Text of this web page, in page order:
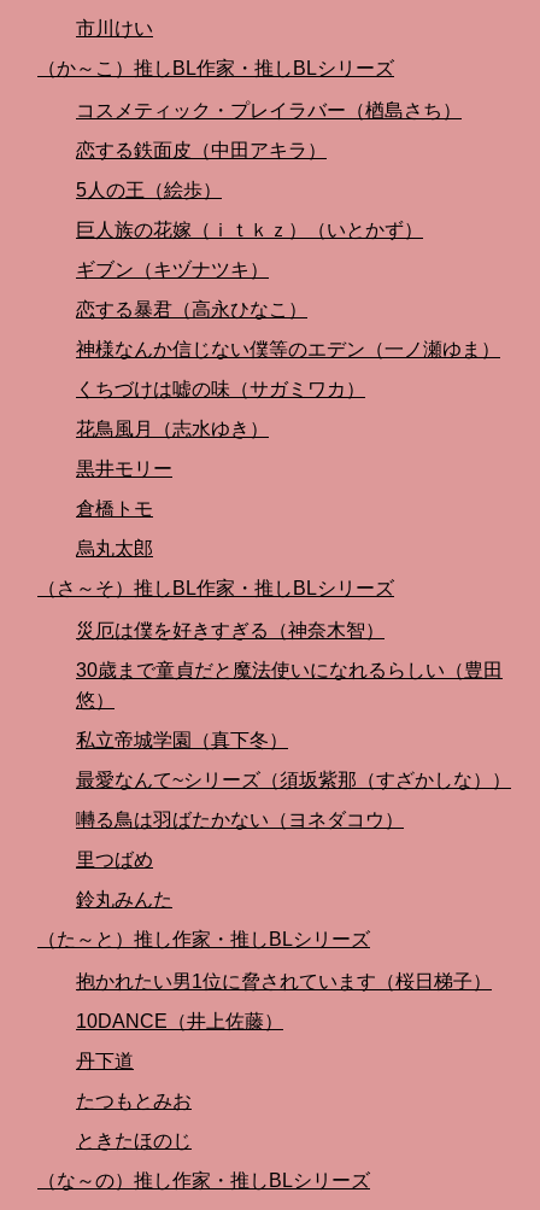
市川けい
（か～こ）推しBL作家・推しBLシリーズ
コスメティック・プレイラバー（楢島さち）
恋する鉄面皮（中田アキラ）
5人の王（絵歩）
巨人族の花嫁（ｉｔｋｚ）（いとかず）
ギブン（キヅナツキ）
恋する暴君（高永ひなこ）
神様なんか信じない僕等のエデン（一ノ瀬ゆま）
くちづけは嘘の味（サガミワカ）
花鳥風月（志水ゆき）
黒井モリー
倉橋トモ
烏丸太郎
（さ～そ）推しBL作家・推しBLシリーズ
災厄は僕を好きすぎる（神奈木智）
30歳まで童貞だと魔法使いになれるらしい（豊田
悠）
私立帝城学園（真下冬）
最愛なんて~シリーズ（須坂紫那（すざかしな））
囀る鳥は羽ばたかない（ヨネダコウ）
里つばめ
鈴丸みんた
（た～と）推し作家・推しBLシリーズ
抱かれたい男1位に脅されています（桜日梯子）
10DANCE（井上佐藤）
丹下道
たつもとみお
ときたほのじ
（な～の）推し作家・推しBLシリーズ